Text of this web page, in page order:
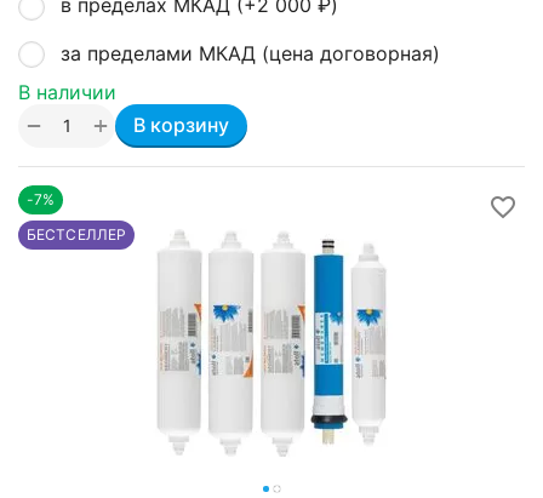
в пределах МКАД (+2 000 ₽)
за пределами МКАД (цена договорная)
В наличии
+
− В корзину
-7%
БЕСТСЕЛЛЕР